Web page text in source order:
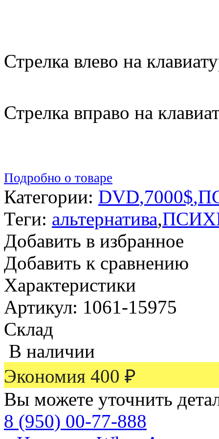
Стрелка влево на
Стрелка вправо на
Подробно о товаре
Категории: DVD,7000$,
Теги: альтернатива,
Добавить в избранное
Добавить к сравнению
Характеристики
Артикул: 1061-15975
Склад
В наличии
Экономия 400 ₽
Вы можете уточнить
8 (950) 00-77-888